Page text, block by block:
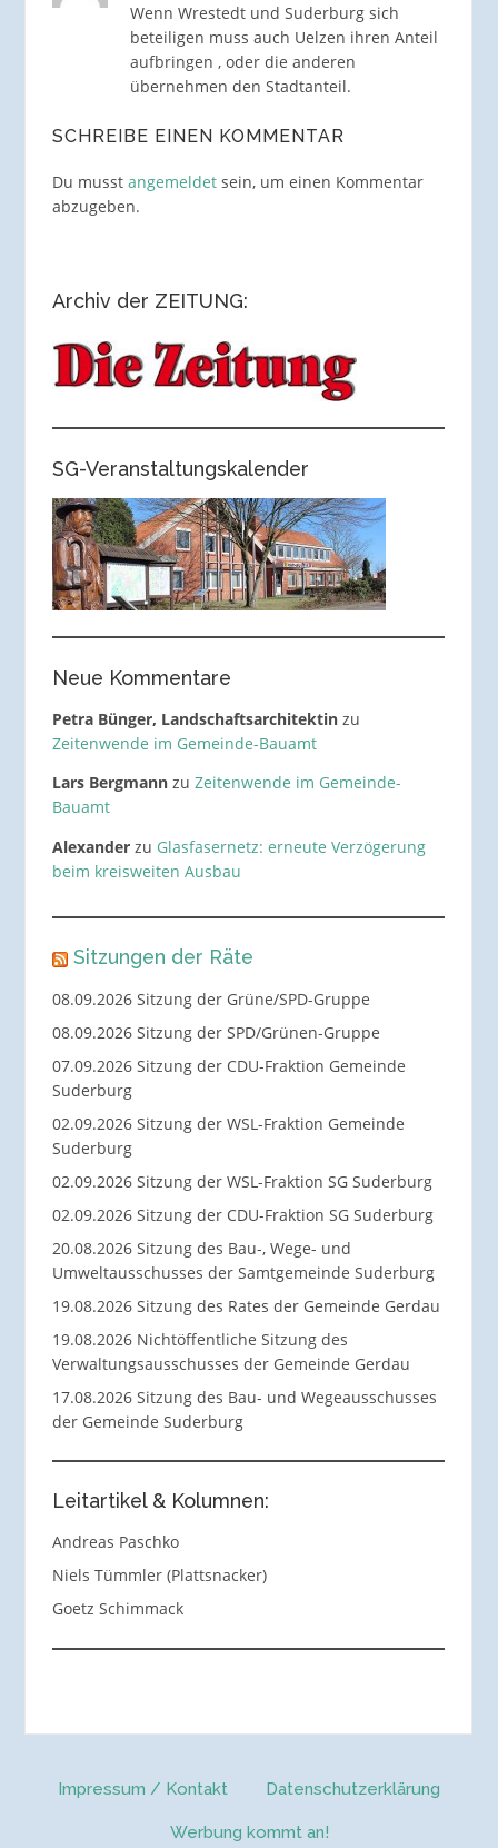
Wenn Wrestedt und Suderburg sich
beteiligen muss auch Uelzen ihren Anteil
aufbringen , oder die anderen
übernehmen den Stadtanteil.
SCHREIBE EINEN KOMMENTAR
Du musst angemeldetsein, um einen Kommentar
abzugeben.
Archiv der ZEITUNG:
SG-Veranstaltungskalender
Neue Kommentare
Petra Bünger, Landschaftsarchitektinzu
Zeitenwende im Gemeinde-Bauamt
Lars Bergmannzu Zeitenwende im Gemeinde-
Bauamt
Alexanderzu Glasfasernetz: erneute Verzögerung
beim kreisweiten Ausbau
Sitzungen der Räte
08.09.2026 Sitzung der Grüne/SPD-Gruppe
08.09.2026 Sitzung der SPD/Grünen-Gruppe
07.09.2026 Sitzung der CDU-Fraktion Gemeinde
Suderburg
02.09.2026 Sitzung der WSL-Fraktion Gemeinde
Suderburg
02.09.2026 Sitzung der WSL-Fraktion SG Suderburg
02.09.2026 Sitzung der CDU-Fraktion SG Suderburg
20.08.2026 Sitzung des Bau-, Wege- und
Umweltausschusses der Samtgemeinde Suderburg
19.08.2026 Sitzung des Rates der Gemeinde Gerdau
19.08.2026 Nichtöffentliche Sitzung des
Verwaltungsausschusses der Gemeinde Gerdau
17.08.2026 Sitzung des Bau- und Wegeausschusses
der Gemeinde Suderburg
Leitartikel & Kolumnen:
Andreas Paschko
Niels Tümmler (Plattsnacker)
Goetz Schimmack
Impressum / Kontakt Datenschutzerklärung
Werbung kommt an!